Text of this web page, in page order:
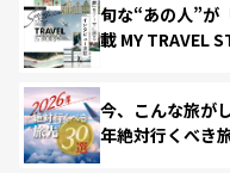
旬な“あの人”が
載 MY TRAVEL
今、こんな旅が
年絶対行くべき